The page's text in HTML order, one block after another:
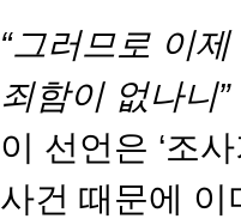
“그러므로 이
죄함이 없나니”
이 선언은 ‘조
사건 때문에 이